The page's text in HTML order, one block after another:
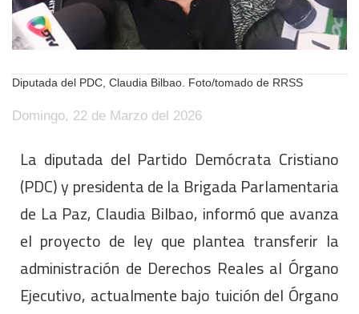
Diputada del PDC, Claudia Bilbao. Foto/tomado de RRSS
Domingo, 22 de Marzo del 2026
La diputada del Partido Demócrata Cristiano
(PDC) y presidenta de la Brigada Parlamentaria
de La Paz, Claudia Bilbao, informó que avanza
el proyecto de ley que plantea transferir la
administración de Derechos Reales al Órgano
Ejecutivo, actualmente bajo tuición del Órgano